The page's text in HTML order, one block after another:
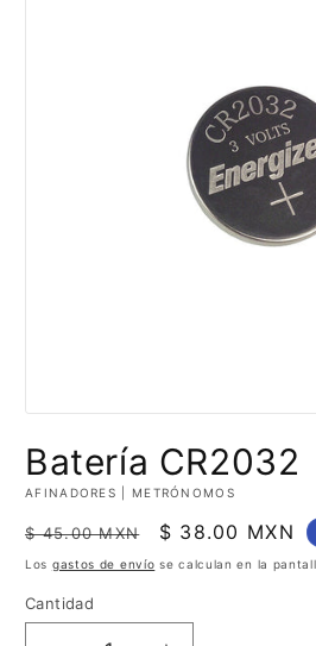
Abrir
multimedia
1
en
ventana
modal
Batería CR2032
AFINADORES | METRÓNOMOS
Precio
habitual
$ 45.00 MXN
Precio
de
$ 38.00 MXN
Los gastos de envío se calculan en la
Cantidad
Cantidad